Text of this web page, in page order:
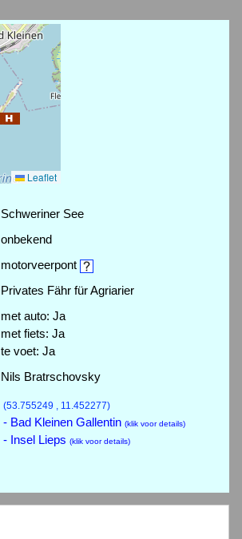
Leaflet
Schweriner See
onbekend
motorveerpont
Privates Fähr für Agriarier
met auto: Ja
met fiets: Ja
te voet: Ja
Nils Bratrschovsky
(53.755249 , 11.452277)
- Bad Kleinen Gallentin (klik voor details)
- Insel Lieps (klik voor details)